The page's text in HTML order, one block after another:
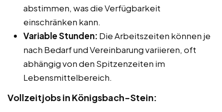
abstimmen, was die Verfügbarkeit
einschränken kann.
Variable Stunden: Die Arbeitszeiten können je
nach Bedarf und Vereinbarung variieren, oft
abhängig von den Spitzenzeiten im
Lebensmittelbereich.
Vollzeitjobs in Königsbach-Stein: